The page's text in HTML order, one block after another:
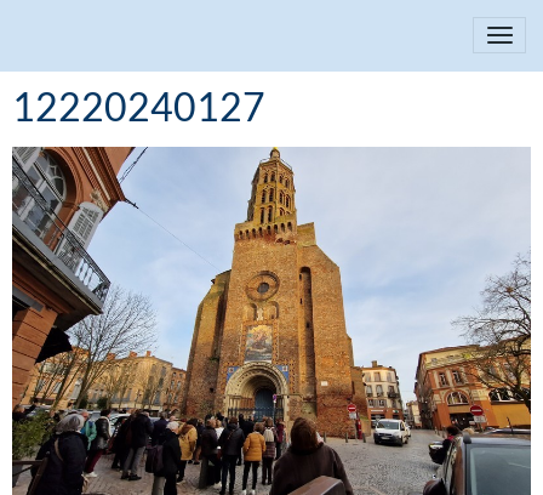
12220240127